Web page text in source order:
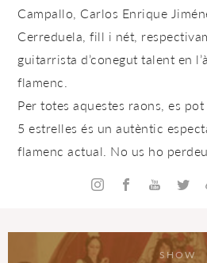
Campallo, Carlos Enrique
Cerreduela, fill i nét,
guitarrista d’conegut talent en
flamenc.
Per totes aquestes raons, es
5 estrelles és un autèntic
flamenc actual. No us ho
SHOW